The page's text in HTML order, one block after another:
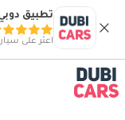
تطبيق
اعثر على